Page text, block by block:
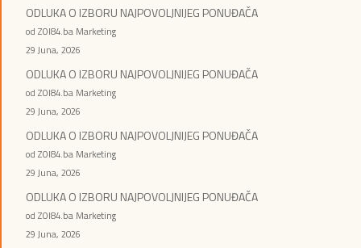
ODLUKA O IZBORU NAJPOVOLJNIJEG PONUĐAČA
od ZOI84.ba Marketing
29 Juna, 2026
ODLUKA O IZBORU NAJPOVOLJNIJEG PONUĐAČA
od ZOI84.ba Marketing
29 Juna, 2026
ODLUKA O IZBORU NAJPOVOLJNIJEG PONUĐAČA
od ZOI84.ba Marketing
29 Juna, 2026
ODLUKA O IZBORU NAJPOVOLJNIJEG PONUĐAČA
od ZOI84.ba Marketing
29 Juna, 2026